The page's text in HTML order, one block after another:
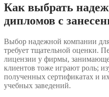
Как выбрать
дипломов с
Выбор надежной компании
требует тщательной оценки.
лицензии у фирмы,
клиентов тоже играют роль;
полученных сертификатах и
учебных заведений.